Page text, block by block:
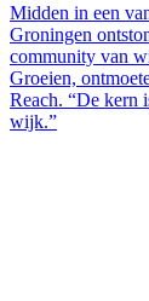
Midden in een
Groningen
community van
Groeien,
Reach. “De kern
wijk.”